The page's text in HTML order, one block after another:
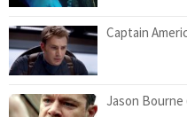
Captain
Jason Bourne